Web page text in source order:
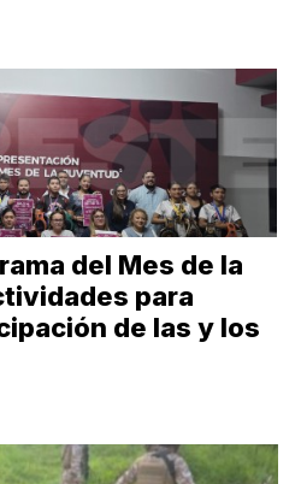
del Mes de la
para
de las y los